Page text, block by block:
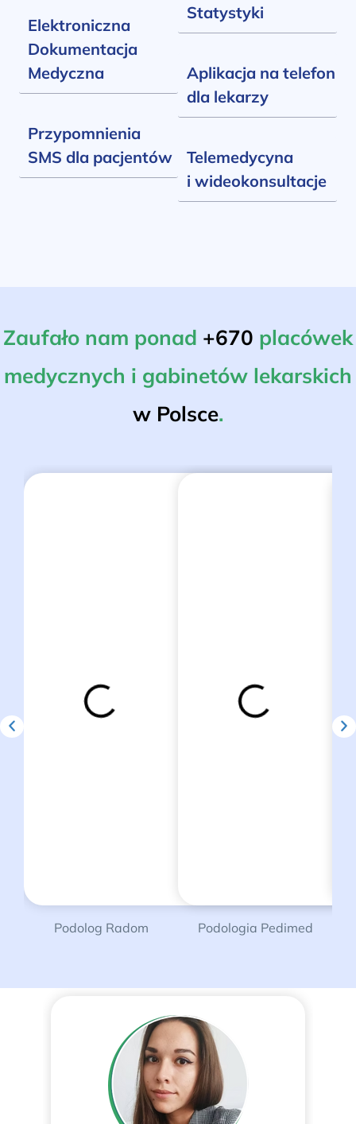
Elektroniczna
Dokumentacja
Medyczna
Przypomnienia
SMS dla pacjentów
Statystyki
Aplikacja na telefon
dla lekarzy
Telemedycyna
i wideokonsultacje
Zaufało nam ponad +670 placówek
medycznych i gabinetów lekarskich
w Polsce.
Podolog Radom Podologia Pedimed